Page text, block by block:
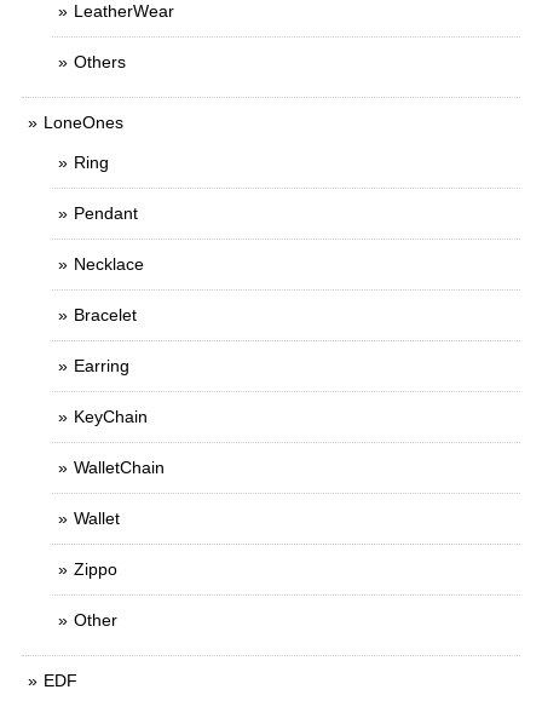
LeatherWear
Others
LoneOnes
Ring
Pendant
Necklace
Bracelet
Earring
KeyChain
WalletChain
Wallet
Zippo
Other
EDF